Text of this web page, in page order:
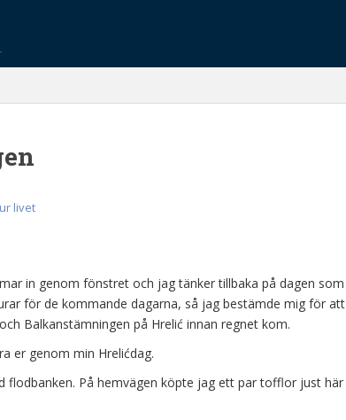
livet
in genom fönstret och jag tänker tillbaka på dagen som
för de kommande dagarna, så jag bestämde mig för att
Balkanstämningen på Hrelić innan regnet kom.
er genom min Hrelićdag.
flodbanken. På hemvägen köpte jag ett par tofflor just här